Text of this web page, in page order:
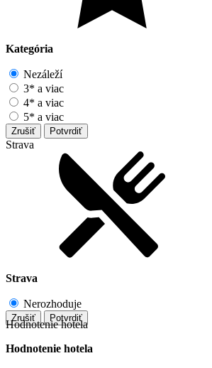
Kategória
Nezáleží
3* a viac
4* a viac
5* a viac
Zrušiť Potvrdiť
Strava
Strava
Nerozhoduje
Zrušiť Potvrdiť
Hodnotenie hotela
Hodnotenie hotela